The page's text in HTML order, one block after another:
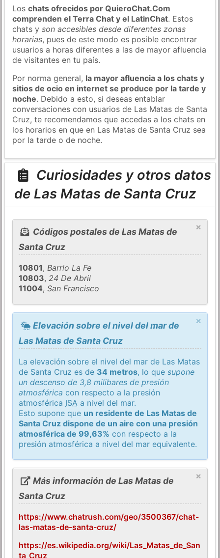
Loschats ofrecidos por QuieroChat.Com
comprenden el Terra Chat y el LatinChat. Estos
chats yson accesibles desde diferentes zonas
horarias, pues de este modo es posible encontrar
usuarios a horas diferentes a las de mayor afluencia
de visitantes en tu país.
Por norma general, la mayor afluencia a los chats y
sitios de ocio en internet se produce por la tarde y
noche. Debido a esto, si deseas entablar
conversaciones con usuarios de Las Matas de Santa
Cruz, te recomendamos que accedas a los chats en
los horarios en que en Las Matas de Santa Cruz sea
por la tarde o de noche.
Curiosidades y otros datos
de Las Matas de Santa Cruz
×
Códigos postales de Las Matas de
Santa Cruz
10801,Barrio La Fe
10803,24 De Abril
11004,San Francisco
×
Elevación sobre el nivel del mar de
Las Matas de Santa Cruz
La elevación sobre el nivel del mar de Las Matas
de Santa Cruz es de 34 metros, lo quesupone
un descenso de 3,8 milibares de presión
atmosférica con respecto a la presión
atmosférica ISA a nivel del mar.
Esto supone que un residente de Las Matas de
Santa Cruz dispone de un aire con una presión
atmosférica de 99,63% con respecto a la
presión atmosférica a nivel del mar equivalente.
×
Más información de Las Matas de
Santa Cruz
https://www.chatrush.com/geo/3500367/chat-
las-matas-de-santa-cruz/
https://es.wikipedia.org/wiki/Las_Matas_de_San
ta_Cruz